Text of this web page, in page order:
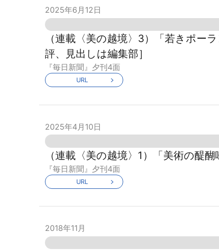
2025年6月12日
（連載〈美の越境〉3）「若きポ
評、見出しは編集部］
『毎日新聞』夕刊4面
URL
2025年4月10日
（連載〈美の越境〉1）「美術の醍
『毎日新聞』夕刊4面
URL
2018年11月